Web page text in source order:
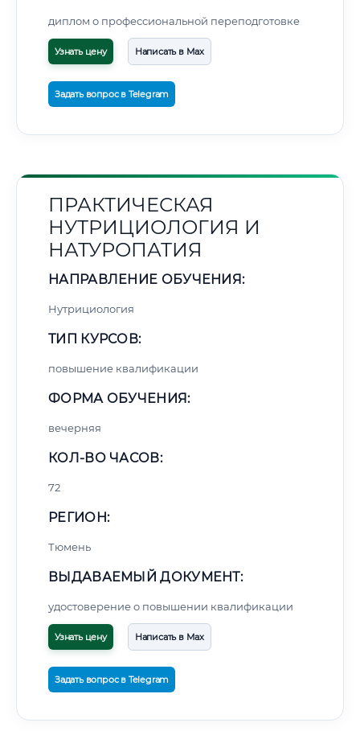
диплом о профессиональной переподготовке
Узнать цену Написать в Max
Задать вопрос в Telegram
ПРАКТИЧЕСКАЯ
НУТРИЦИОЛОГИЯ И
НАТУРОПАТИЯ
НАПРАВЛЕНИЕ ОБУЧЕНИЯ:
Нутрициология
ТИП КУРСОВ:
повышение квалификации
ФОРМА ОБУЧЕНИЯ:
вечерняя
КОЛ-ВО ЧАСОВ:
72
РЕГИОН:
Тюмень
ВЫДАВАЕМЫЙ ДОКУМЕНТ:
удостоверение о повышении квалификации
Узнать цену Написать в Max
Задать вопрос в Telegram